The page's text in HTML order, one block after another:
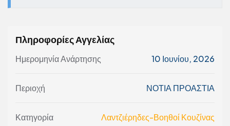
Πληροφορίες Αγγελίας
Ημερομηνία Ανάρτησης 10 Ιουνίου, 2026
Περιοχή ΝΟΤΙΑ ΠΡΟΑΣΤΙΑ
Κατηγορία Λαντζιέρηδες-Βοηθοί Κουζίνας